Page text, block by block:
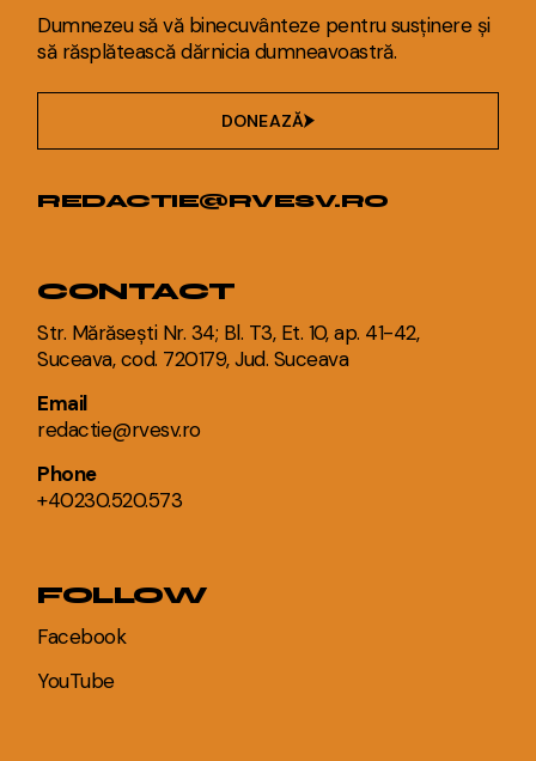
Dumnezeu să vă binecuvânteze pentru susținere și
să răsplătească dărnicia dumneavoastră.
DONEAZĂ
REDACTIE@RVESV.RO
CONTACT
Str. Mărăsești Nr. 34; Bl. T3, Et. 10, ap. 41-42,
Suceava, cod. 720179, Jud. Suceava
Email
redactie@rvesv.ro
Phone
+40230.520.573
FOLLOW
Facebook
YouTube